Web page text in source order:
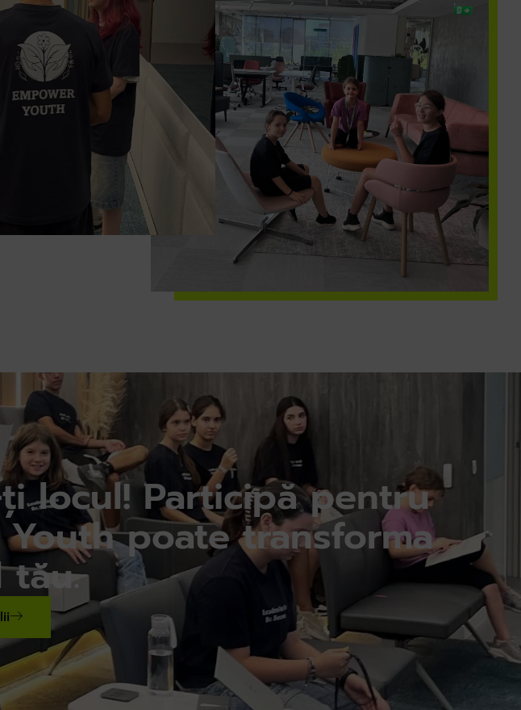
locul! Participă pentru
poate transforma